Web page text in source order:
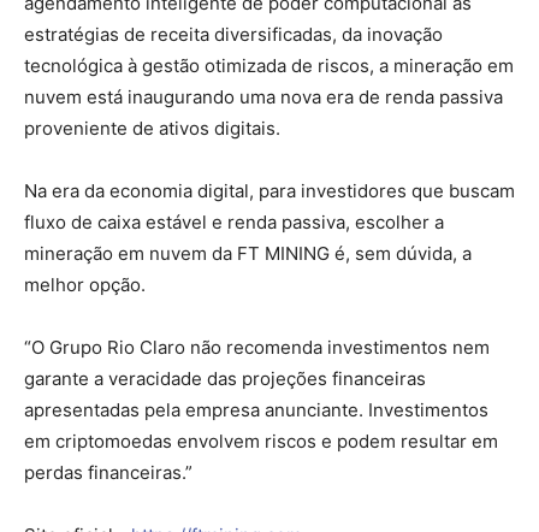
estratégias de receita diversificadas, da inovação
tecnológica à gestão otimizada de riscos, a mineração em
nuvem está inaugurando uma nova era de renda passiva
proveniente de ativos digitais.
Na era da economia digital, para investidores que buscam
fluxo de caixa estável e renda passiva, escolher a
mineração em nuvem da FT MINING é, sem dúvida, a
melhor opção.
“O Grupo Rio Claro não recomenda investimentos nem
garante a veracidade das projeções financeiras
apresentadas pela empresa anunciante. Investimentos
em criptomoedas envolvem riscos e podem resultar em
perdas financeiras.”